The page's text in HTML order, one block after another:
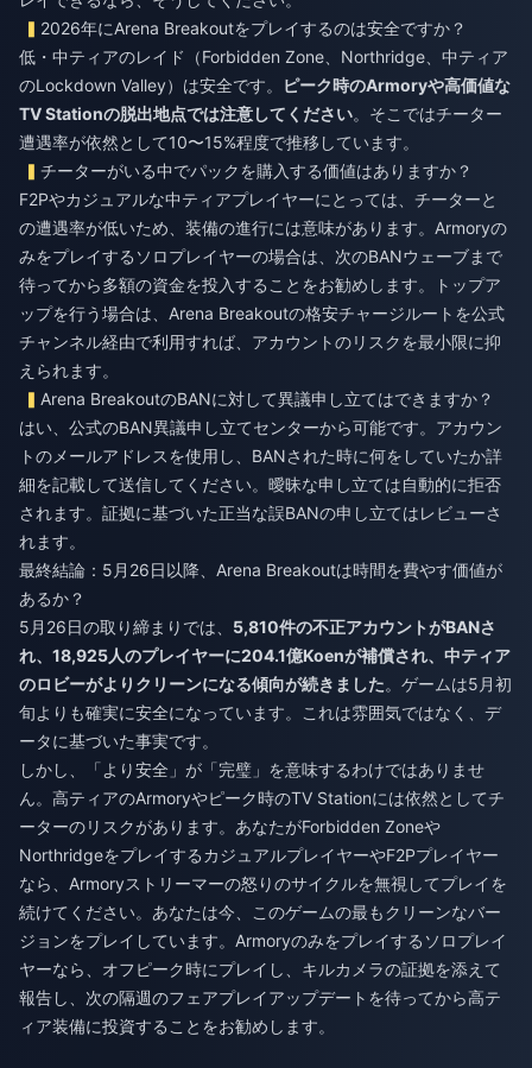
2026年にArena Breakoutをプレイするのは安全ですか？
低・中ティアのレイド（Forbidden Zone、Northridge、中ティア
のLockdown Valley）は安全です。
ピーク時のArmoryや高価値な
TV Stationの脱出地点では注意してください。そこではチーター
遭遇率が依然として10〜15%程度で推移しています。
チーターがいる中でパックを購入する価値はありますか？
F2Pやカジュアルな中ティアプレイヤーにとっては、チーターと
の遭遇率が低いため、装備の進行には意味があります。Armoryの
みをプレイするソロプレイヤーの場合は、次のBANウェーブまで
待ってから多額の資金を投入することをお勧めします。トップア
ップを行う場合は、 Arena Breakoutの格安チャージルートを公式
チャンネル経由で利用すれば、アカウントのリスクを最小限に抑
えられます。
Arena BreakoutのBANに対して異議申し立てはできますか？
はい、公式のBAN異議申し立てセンターから可能です。アカウン
トのメールアドレスを使用し、BANされた時に何をしていたか詳
細を記載して送信してください。曖昧な申し立ては自動的に拒否
されます。証拠に基づいた正当な誤BANの申し立てはレビューさ
れます。
最終結論：5月26日以降、Arena Breakoutは時間を費やす価値が
あるか？
5月26日の取り締まりでは、 5,810件の不正アカウントがBANさ
れ、18,925人のプレイヤーに204.1億Koenが補償され、中ティア
のロビーがよりクリーンになる傾向が続きました。ゲームは5月初
旬よりも確実に安全になっています。これは雰囲気ではなく、デ
ータに基づいた事実です。
しかし、「より安全」が「完璧」を意味するわけではありませ
ん。高ティアのArmoryやピーク時のTV Stationには依然としてチ
ーターのリスクがあります。あなたがForbidden Zoneや
NorthridgeをプレイするカジュアルプレイヤーやF2Pプレイヤー
なら、Armoryストリーマーの怒りのサイクルを無視してプレイを
続けてください。あなたは今、このゲームの最もクリーンなバー
ジョンをプレイしています。Armoryのみをプレイするソロプレイ
ヤーなら、オフピーク時にプレイし、キルカメラの証拠を添えて
報告し、次の隔週のフェアプレイアップデートを待ってから高テ
ィア装備に投資することをお勧めします。